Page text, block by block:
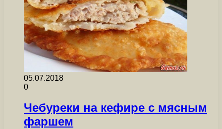
05.07.2018
0
Чебуреки на кефире с мясным
фаршем